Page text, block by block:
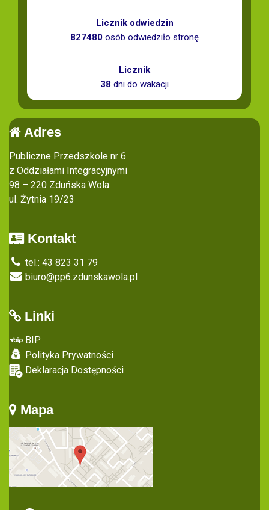
Licznik odwiedzin
827480 osób odwiedziło stronę
Licznik
38 dni do wakacji
Adres
Publiczne Przedszkole nr 6
z Oddziałami Integracyjnymi
98 – 220 Zduńska Wola
ul. Żytnia 19/23
Kontakt
tel.: 43 823 31 79
biuro@pp6.zdunskawola.pl
Linki
BIP
Polityka Prywatności
Deklaracja Dostępności
Mapa